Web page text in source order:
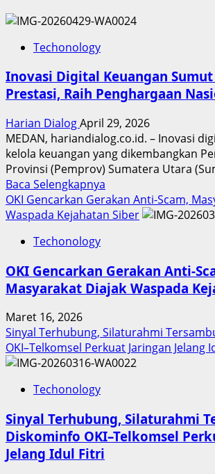
Techonology
Inovasi Digital Keuangan
Prestasi, Raih Penghargaan
Harian DialogApril 29, 2026
MEDAN, hariandialog.co.id. – Inovasi
kelola keuangan yang dikembangkan
Provinsi (Pemprov) Sumatera Utara
Baca Selengkapnya
more
about
Sumut
Berbuah
Penghargaan
Nasional
OKI Gencarkan Gerakan Anti-Scam,
Waspada Kejahatan Siber
Techonology
OKI Gencarkan Gerakan Anti-
Masyarakat Diajak Waspada
Maret 16, 2026
Sinyal Terhubung, Silaturahmi
OKI–Telkomsel Perkuat Jaringan Jelang
Techonology
Sinyal Terhubung, Silaturahmi
Diskominfo OKI–Telkomsel
Jelang Idul Fitri